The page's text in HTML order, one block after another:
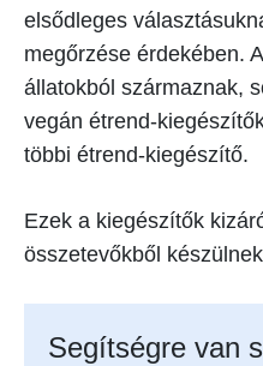
elsődleges
megőrzése érdekében.
állatokból származnak,
vegán étrend-
többi étrend-kiegészítő.
Ezek a kiegészítők
összetevőkből
Segítségre van